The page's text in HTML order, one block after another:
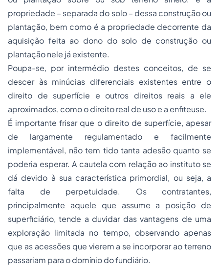
propriedade – separada do solo – dessa construção ou
plantação, bem como é a propriedade decorrente da
aquisição feita ao dono do solo de construção ou
plantação nele já existente.
Poupa-se, por intermédio destes conceitos, de se
descer às minúcias diferenciais existentes entre o
direito de superfície e outros direitos reais a ele
aproximados, como o direito real de uso e a enfiteuse.
É importante frisar que o direito de superfície, apesar
de largamente regulamentado e facilmente
implementável, não tem tido tanta adesão quanto se
poderia esperar. A cautela com relação ao instituto se
dá devido à sua característica primordial, ou seja, a
falta de perpetuidade. Os contratantes,
principalmente aquele que assume a posição de
superficiário, tende a duvidar das vantagens de uma
exploração limitada no tempo, observando apenas
que as acessões que vierem a se incorporar ao terreno
passariam para o domínio do fundiário.